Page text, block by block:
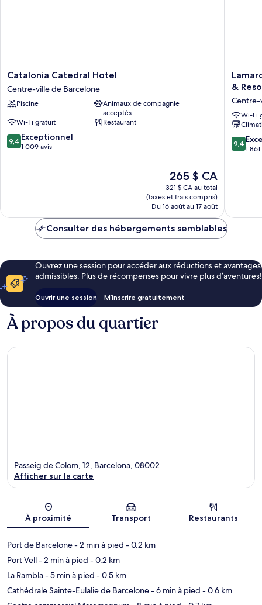
Catalonia
Catedral
Hotel
Centre-
de
Barcelone
Catalonia Catedral Hotel
Centre-ville de Barcelone
Piscine
Animaux de compagnie
acceptés
Wi-Fi gratuit
Restaurant
9.4
sur
9,4 Exceptionnel
1 009 avis
Le
prix
est
de
265 $ CA
265 $ CA
321 $ CA au total
(taxes et frais compris)
Du 16 août au 17 août
Lamaro
Hotel
5★
|
Hotels
&
de
&
Centre-
Wi-Fi
9.4
sur
9,4
1
Consulter des hébergements semblables
Ouvrez une session pour accéder aux réductions et avantages
admissibles. Plus de récompenses pour vivre plus d’aventures!
Ouvrir une session M’inscrire gratuitement
À propos du quartier
Carte
Passeig de Colom, 12, Barcelona, 08002
Afficher sur la carte
À proximité Transport Restaurants
Port de Barcelone- 2 min à pied - 0.2 km
Port Vell- 2 min à pied - 0.2 km
La Rambla- 5 min à pied - 0.5 km
Cathédrale Sainte-Eulalie de Barcelone- 6 min à pied - 0.6 km